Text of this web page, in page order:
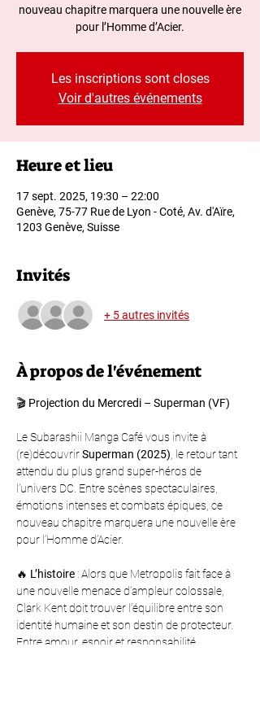
nouveau chapitre marquera une nouvelle ère
pour l’Homme d’Acier.
Les inscriptions sont closes
Voir d'autres événements
Heure et lieu
17 sept. 2025, 19:30 – 22:00
Genève, 75-77 Rue de Lyon - Coté, Av. d'Aïre,
1203 Genève, Suisse
Invités
+ 5 autres invités
À propos de l'événement
🎬 Projection du Mercredi – Superman (VF)
Le Subarashii Manga Café vous invite à
(re)découvrir Superman (2025) , le retour tant
attendu du plus grand super-héros de
l’univers DC. Entre scènes spectaculaires,
émotions intenses et combats épiques, ce
nouveau chapitre marquera une nouvelle ère
pour l’Homme d’Acier.
🔥 L’histoire : Alors que Metropolis fait face à
une nouvelle menace d’ampleur colossale,
Clark Kent doit trouver l’équilibre entre son
identité humaine et son destin de protecteur.
Entre amour, espoir et responsabilité,